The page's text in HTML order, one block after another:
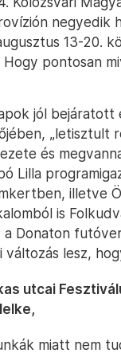
negyedik
13-20.
pontosan
jól bejáratott
„letisztult
és
Lilla
illetve
is
Donaton
változás lesz,
utcai
miatt nem